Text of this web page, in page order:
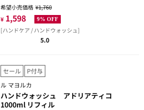
希望小売価格¥1,760
¥ 1,598 9% OFF
[ハンドケア / ハンドウォッシュ]
5.0
セール
P付与
ル マヨルカ
ハンドウォッシュ アドリアティコ
1000ml リフィル